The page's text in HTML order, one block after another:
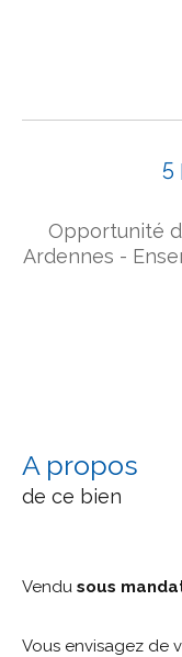
5
Opportunité
Ardennes -
a propos
de ce bien
Vendu sous
Vous envisagez de